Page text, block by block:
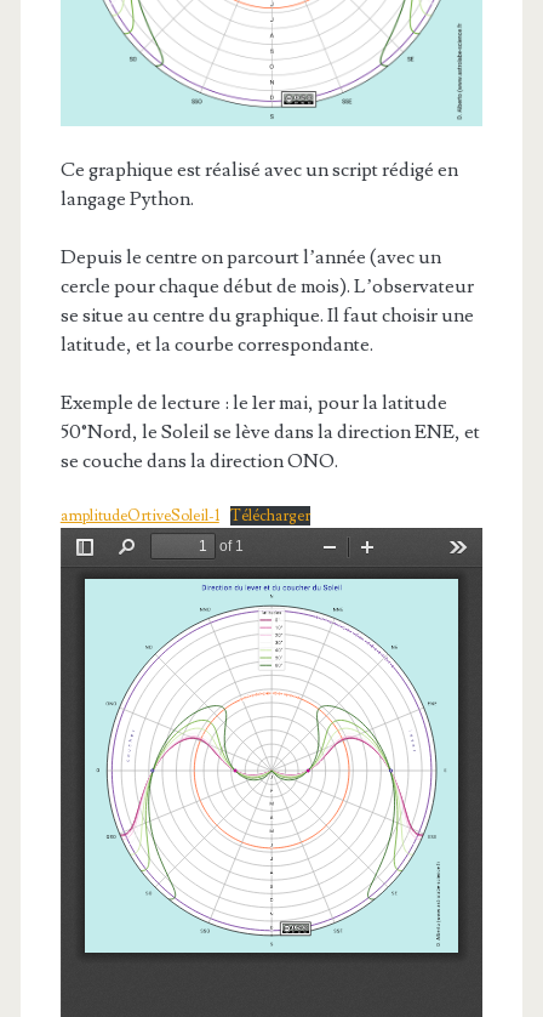
Ce graphique est réalisé avec un script rédigé en
langage Python.
Depuis le centre on parcourt l’année (avec un
cercle pour chaque début de mois). L’observateur
se situe au centre du graphique. Il faut choisir une
latitude, et la courbe correspondante.
Exemple de lecture : le 1er mai, pour la latitude
50°Nord, le Soleil se lève dans la direction ENE, et
se couche dans la direction ONO.
amplitudeOrtiveSoleil-1 Télécharger